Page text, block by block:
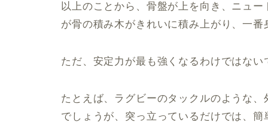
以上のことから、骨盤が上を向き、ニュ
が骨の積み木がきれいに積み上がり、一
ただ、安定力が最も強くなるわけではない
たとえば、ラグビーのタックルのような
でしょうが、突っ立っているだけでは、